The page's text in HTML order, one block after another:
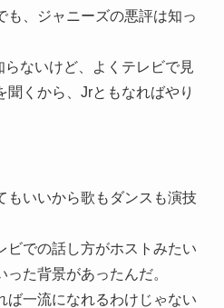
も、ジャニーズの悪評は知っ
ないけど、よくテレビで見
聞くから、Jrともなればやり
もいいから歌もダンスも演技
ビでの話し方がホストみたい
た背景があったんだ。
ば一流になれるわけじゃない